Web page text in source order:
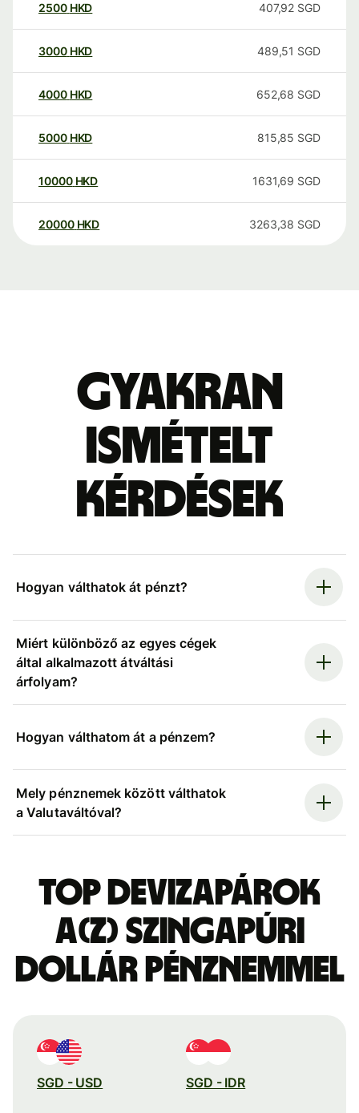
2500 HKD 407,92 SGD
3000 HKD 489,51 SGD
4000 HKD 652,68 SGD
5000 HKD 815,85 SGD
10000 HKD 1631,69 SGD
20000 HKD 3263,38 SGD
Gyakran
ismételt
kérdések
Hogyan válthatok át pénzt?
Miért különböző az egyes cégek
által alkalmazott átváltási
árfolyam?
Hogyan válthatom át a pénzem?
Mely pénznemek között válthatok
a Valutaváltóval?
Top devizapárok
a(z) szingapúri
dollár pénznemmel
SGD - USD SGD - IDR